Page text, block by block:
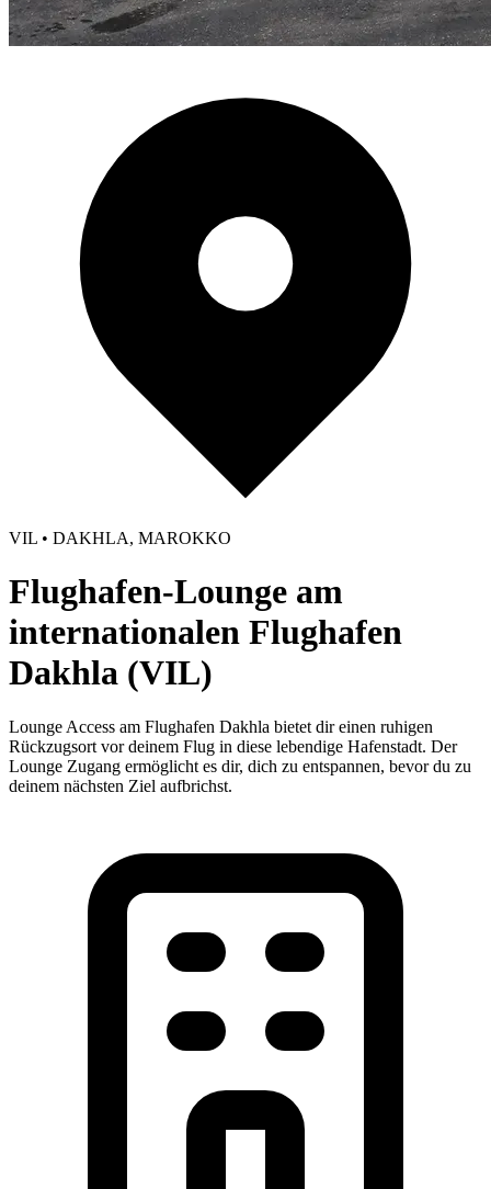
VIL • DAKHLA, MAROKKO
Flughafen-Lounge am
internationalen Flughafen
Dakhla (VIL)
Lounge Access am Flughafen Dakhla bietet dir einen ruhigen
Rückzugsort vor deinem Flug in diese lebendige Hafenstadt. Der
Lounge Zugang ermöglicht es dir, dich zu entspannen, bevor du zu
deinem nächsten Ziel aufbrichst.